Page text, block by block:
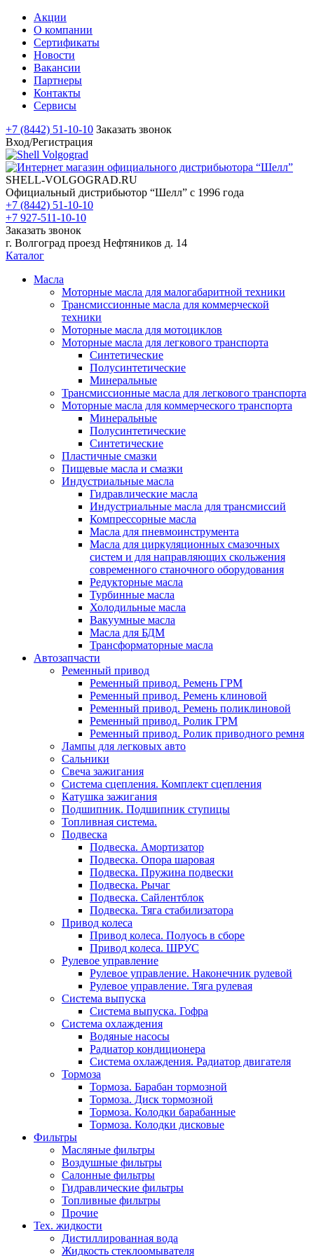
Акции
О компании
Сертификаты
Новости
Вакансии
Партнеры
Контакты
Сервисы
+7 (8442) 51-10-10 Заказать звонок
Вход/Регистрация
SHELL-VOLGOGRAD.RU
Официальный дистрибьютор “Шелл” с 1996 года
+7 (8442) 51-10-10
+7 927-511-10-10
Заказать звонок
г. Волгоград проезд Нефтяников д. 14
Каталог
Масла
Моторные масла для малогабаритной техники
Трансмиссионные масла для коммерческой
техники
Моторные масла для мотоциклов
Моторные масла для легкового транспорта
Синтетические
Полусинтетические
Минеральные
Трансмиссионные масла для легкового транспорта
Моторные масла для коммерческого транспорта
Минеральные
Полусинтетические
Синтетические
Пластичные смазки
Пищевые масла и смазки
Индустриальные масла
Гидравлические масла
Индустриальные масла для трансмиссий
Компрессорные масла
Масла для пневмоинструмента
Масла для циркуляционных смазочных
систем и для направляющих скольжения
современного станочного оборудования
Редукторные масла
Турбинные масла
Холодильные масла
Вакуумные масла
Масла для БДМ
Трансформаторные масла
Автозапчасти
Ременный привод
Ременный привод. Ремень ГРМ
Ременный привод. Ремень клиновой
Ременный привод. Ремень поликлиновой
Ременный привод. Ролик ГРМ
Ременный привод. Ролик приводного ремня
Лампы для легковых авто
Сальники
Свеча зажигания
Система сцепления. Комплект сцепления
Катушка зажигания
Подшипник. Подшипник ступицы
Топливная система.
Подвеска
Подвеска. Амортизатор
Подвеска. Опора шаровая
Подвеска. Пружина подвески
Подвеска. Рычаг
Подвеска. Сайлентблок
Подвеска. Тяга стабилизатора
Привод колеса
Привод колеса. Полуось в сборе
Привод колеса. ШРУС
Рулевое управление
Рулевое управление. Наконечник рулевой
Рулевое управление. Тяга рулевая
Система выпуска
Система выпуска. Гофра
Система охлаждения
Водяные насосы
Радиатор кондиционера
Система охлаждения. Радиатор двигателя
Тормоза
Тормоза. Барабан тормозной
Тормоза. Диск тормозной
Тормоза. Колодки барабанные
Тормоза. Колодки дисковые
Фильтры
Масляные фильтры
Воздушные фильтры
Салонные фильтры
Гидравлические фильтры
Топливные фильтры
Прочие
Тех. жидкости
Дистиллированная вода
Жидкость стеклоомывателя